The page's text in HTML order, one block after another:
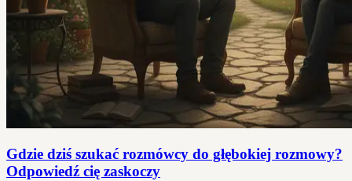
Gdzie dziś szukać rozmówcy do głębokiej rozmowy?
Odpowiedź cię zaskoczy